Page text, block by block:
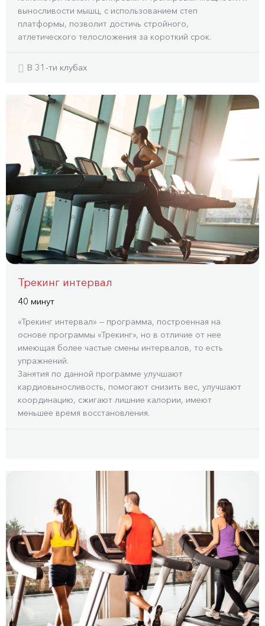
выносливости мышц, с использованием степ
платформы, позволит достичь стройного,
атлетического телосложения за короткий срок.
В 31-ти клубах
Трекинг интервал
40 минут
«Трекинг интервал» — программа, построенная на
основе программы «Трекинг», но в отличие от нее
имеющая более частые смены интервалов, то есть
упражнений.
Занятия по данной программе улучшают
кардиовыносливость, помогают снизить вес, улучшают
координацию, сжигают лишние калории, имеют
меньшее время восстановления.